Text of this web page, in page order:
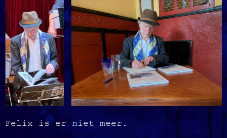
Felix is er niet meer.